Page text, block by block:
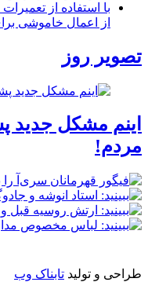
از اعمال خاموشی
تصویر روز
اینم مشکل جدید
مردم!
طراحی و تولید تابناک وب